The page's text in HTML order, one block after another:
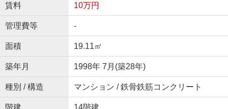
賃料 10万円
管理費等 -
面積 19.11㎡
築年月 1998年 7月(築28年)
種別 / 構造 マンション / 鉄骨鉄筋コンクリート
階建 14階建